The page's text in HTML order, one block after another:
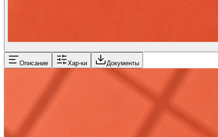
Описание Хар-ки Документы